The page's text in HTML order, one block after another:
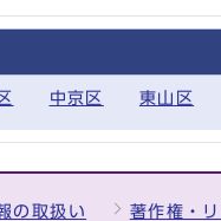
中京区 東山区
の取扱い 著作権・